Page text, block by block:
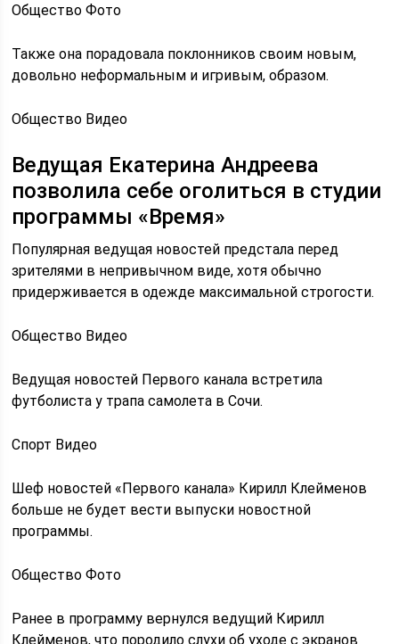
Общество Фото
Также она порадовала поклонников своим новым,
довольно неформальным и игривым, образом.
Общество Видео
Ведущая Екатерина Андреева
позволила себе оголиться в студии
программы «Время»
Популярная ведущая новостей предстала перед
зрителями в непривычном виде, хотя обычно
придерживается в одежде максимальной строгости.
Общество Видео
Ведущая новостей Первого канала встретила
футболиста у трапа самолета в Сочи.
Спорт Видео
Шеф новостей «Первого канала» Кирилл Клейменов
больше не будет вести выпуски новостной
программы.
Общество Фото
Ранее в программу вернулся ведущий Кирилл
Клейменов, что породило слухи об уходе с экранов